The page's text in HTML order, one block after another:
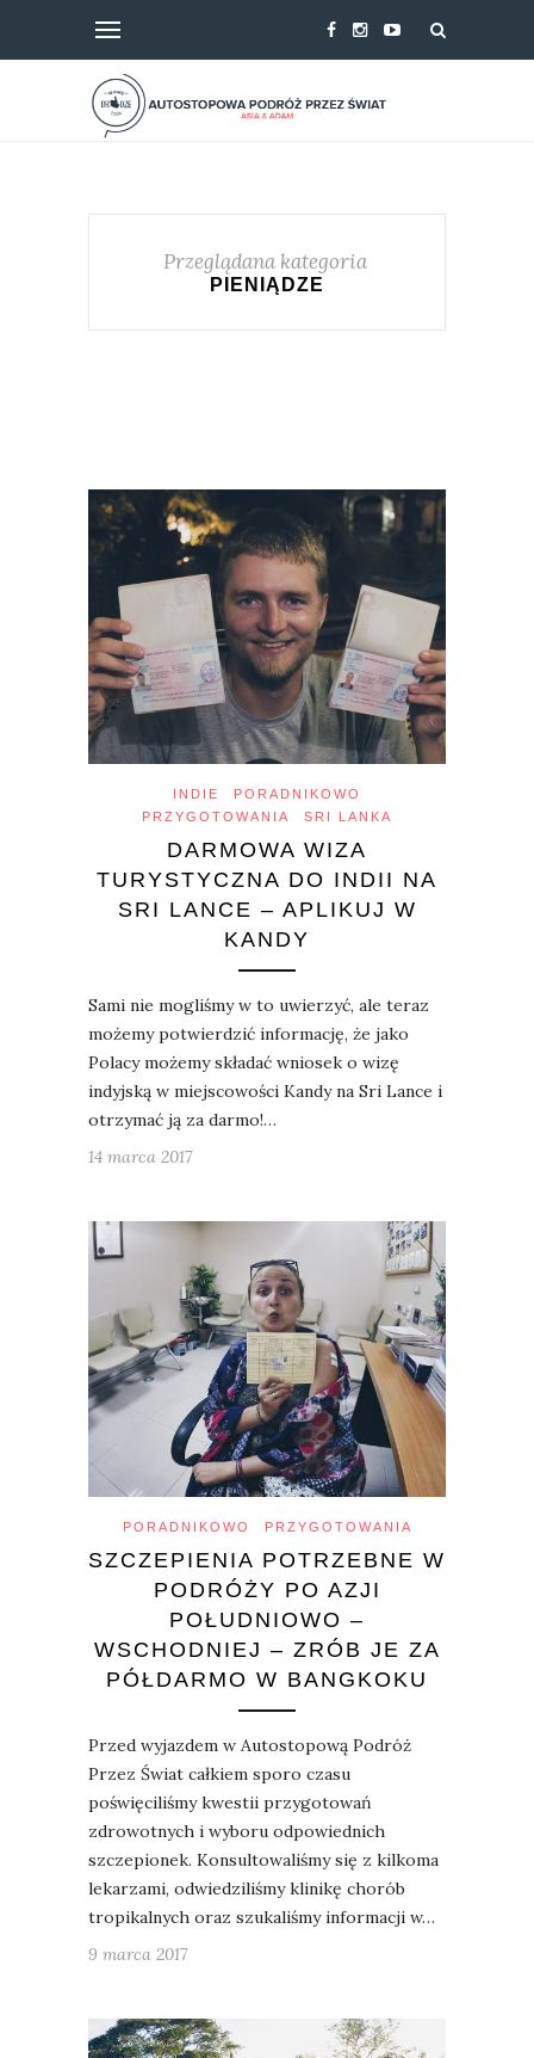
Przeglądana kategoria
PIENIĄDZE
INDIE
PORADNIKOWO
PRZYGOTOWANIA
SRI LANKA
DARMOWA WIZA
TURYSTYCZNA DO INDII NA
SRI LANCE – APLIKUJ W
KANDY
Sami nie mogliśmy w to uwierzyć, ale teraz
możemy potwierdzić informację, że jako
Polacy możemy składać wniosek o wizę
indyjską w miejscowości Kandy na Sri Lance i
otrzymać ją za darmo!…
14 marca 2017
PORADNIKOWO PRZYGOTOWANIA
SZCZEPIENIA POTRZEBNE W
PODRÓŻY PO AZJI
POŁUDNIOWO –
WSCHODNIEJ – ZRÓB JE ZA
PÓŁDARMO W BANGKOKU
Przed wyjazdem w Autostopową Podróż
Przez Świat całkiem sporo czasu
poświęciliśmy kwestii przygotowań
zdrowotnych i wyboru odpowiednich
szczepionek. Konsultowaliśmy się z kilkoma
lekarzami, odwiedziliśmy klinikę chorób
tropikalnych oraz szukaliśmy informacji w…
9 marca 2017